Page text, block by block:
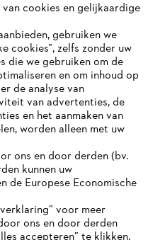
#STIHL
NIET
cookies en gelijkaardige
gebruiken we
cookies”, zelfs zonder uw
die we gebruiken om de
en om inhoud op
de analyse van
van advertenties, de
en het aanmaken van
worden alleen met uw
ons en door derden (bv.
kunnen uw
de Europese Economische
voor meer
ons en door derden